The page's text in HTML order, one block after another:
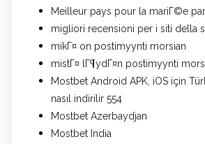
Meilleur pays pour la mariГ©e
migliori recensioni per i siti della
mikГ¤ on postimyynti morsian
mistГ¤ lГ¶ydГ¤n postimyynti
Mostbet Android APK, iOS için
nasıl indirilir 554
Mostbet Azerbaydjan
Mostbet India